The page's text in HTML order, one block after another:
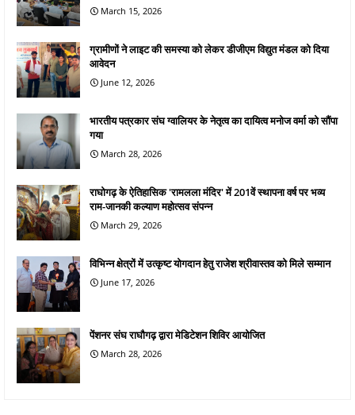
March 15, 2026
ग्रामीणों ने लाइट की समस्या को लेकर डीजीएम विद्युत मंडल को दिया
आवेदन
June 12, 2026
भारतीय पत्रकार संघ ग्वालियर के नेतृत्व का दायित्व मनोज वर्मा को सौंपा
गया
March 28, 2026
राघोगढ़ के ऐतिहासिक 'रामलला मंदिर' में 201वें स्थापना वर्ष पर भव्य
राम-जानकी कल्याण महोत्सव संपन्न
March 29, 2026
विभिन्न क्षेत्रों में उत्कृष्ट योगदान हेतु राजेश श्रीवास्तव को मिले सम्मान
June 17, 2026
पेंशनर संघ राघौगढ़ द्वारा मेडिटेशन शिविर आयोजित
March 28, 2026